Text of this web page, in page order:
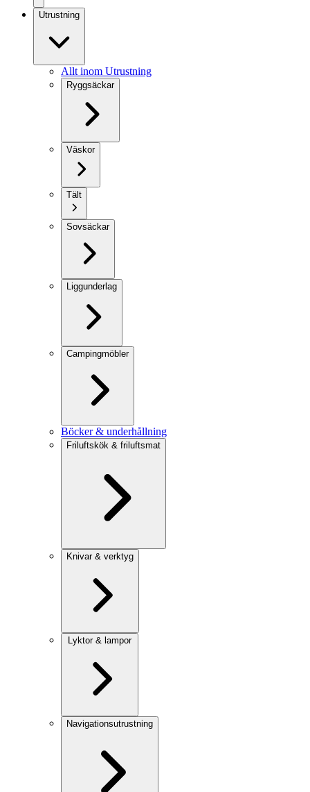
Utrustning
Allt inom Utrustning
Ryggsäckar
Väskor
Tält
Sovsäckar
Liggunderlag
Campingmöbler
Böcker & underhållning
Friluftskök & friluftsmat
Knivar & verktyg
Lyktor & lampor
Navigationsutrustning